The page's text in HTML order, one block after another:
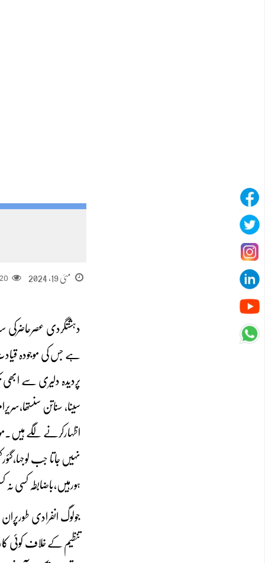
مئی 19, 2024
دہشتگردی
ہے جس کی موجودہ
پردیدہ دلیری سے
سینا، سناتن
اظہارکرنے لگے
نہیں جاتا جب
ہورہیں،باضابطہ کسی
جولوگ انفرادی
تنظیم کے خلاف کوئی